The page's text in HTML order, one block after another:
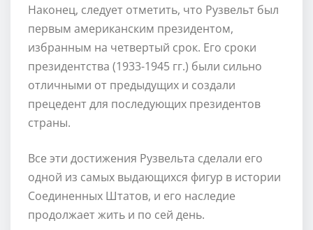
Наконец, следует отметить, что Рузвельт был
первым американским президентом,
избранным на четвертый срок. Его сроки
президентства (1933-1945 гг.) были сильно
отличными от предыдущих и создали
прецедент для последующих президентов
страны.
Все эти достижения Рузвельта сделали его
одной из самых выдающихся фигур в истории
Соединенных Штатов, и его наследие
продолжает жить и по сей день.